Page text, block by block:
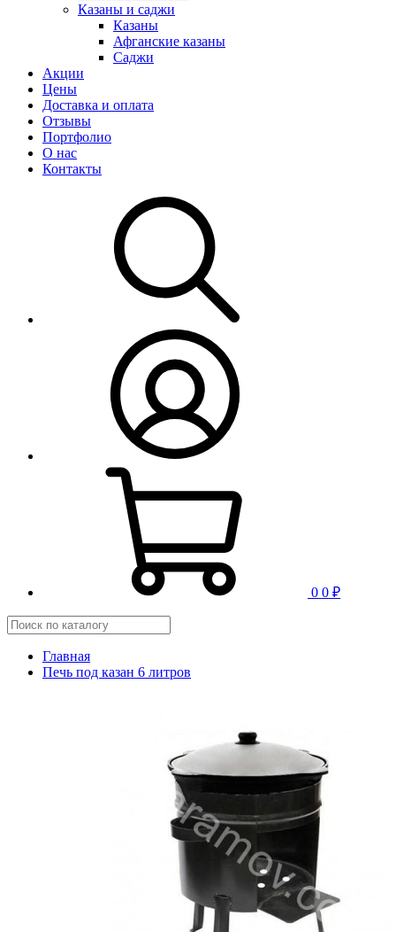
Казаны и саджи
Казаны
Афганские казаны
Саджи
Акции
Цены
Доставка и оплата
Отзывы
Портфолио
О нас
Контакты
0 0 ₽
Главная
Печь под казан 6 литров